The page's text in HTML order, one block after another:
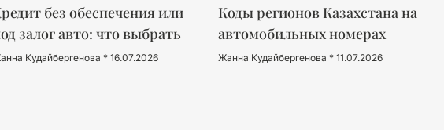
без обеспечения или
залог авто: что выбрать
Кудайбергенова 16.07.2026
Коды регионов Казахстана на
автомобильных номерах
Жанна Кудайбергенова 11.07.2026